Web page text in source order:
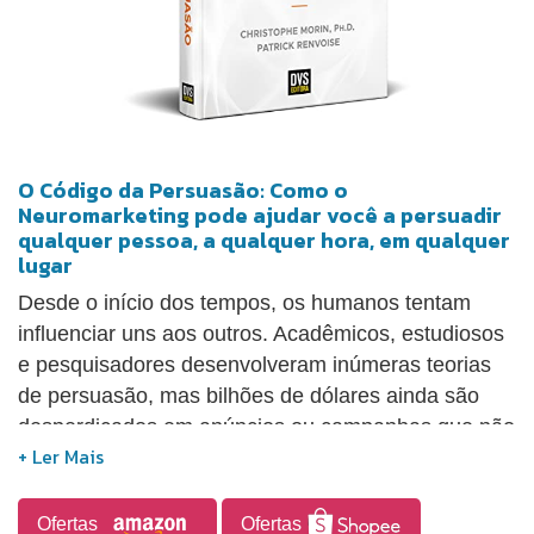
O Código da Persuasão: Como o
Neuromarketing pode ajudar você a persuadir
qualquer pessoa, a qualquer hora, em qualquer
lugar
Desde o início dos tempos, os humanos tentam
influenciar uns aos outros. Acadêmicos, estudiosos
e pesquisadores desenvolveram inúmeras teorias
de persuasão, mas bilhões de dólares ainda são
desperdiçados em anúncios ou campanhas que não
conseguem atrair a atenção ou motivar as pessoas
pesquisa sobre o efeito da propaganda e das
Ofertas Ofertas